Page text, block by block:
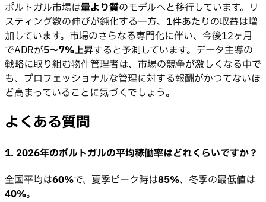
ポルトガル市場は量より質のモデルへと移行しています。リ
スティング数の伸びが鈍化する一方、1件あたりの収益は増
加しています。市場のさらなる専門化に伴い、今後12ヶ月
でADRが5〜7%上昇すると予測しています。データ主導の
戦略に取り組む物件管理者は、市場の競争が激しくなる中で
も、プロフェッショナルな管理に対する報酬がかつてないほ
ど高まっていることに気づくでしょう。
よくある質問
1. 2026年のポルトガルの平均稼働率はどれくらいですか？
全国平均は60%で、夏季ピーク時は85%、冬季の最低値は
40%。